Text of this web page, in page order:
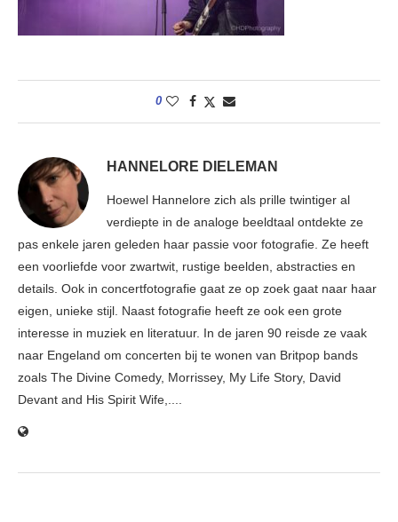
0
HANNELORE DIELEMAN
Hoewel Hannelore zich als prille twintiger al
verdiepte in de analoge beeldtaal ontdekte ze
pas enkele jaren geleden haar passie voor fotografie. Ze heeft
een voorliefde voor zwartwit, rustige beelden, abstracties en
details. Ook in concertfotografie gaat ze op zoek gaat naar haar
eigen, unieke stijl. Naast fotografie heeft ze ook een grote
interesse in muziek en literatuur. In de jaren 90 reisde ze vaak
naar Engeland om concerten bij te wonen van Britpop bands
zoals The Divine Comedy, Morrissey, My Life Story, David
Devant and His Spirit Wife,....